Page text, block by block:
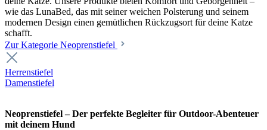
wie das LunaBed, das mit seiner weichen Polsterung und seinem
modernen Design einen gemütlichen Rückzugsort für deine Katze
schafft.
Zur Kategorie Neoprenstiefel
Herrenstiefel
Damenstiefel
Neoprenstiefel – Der perfekte Begleiter für Outdoor-Abenteuer
mit deinem Hund